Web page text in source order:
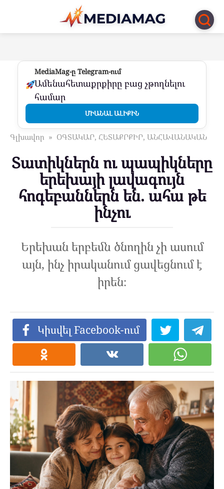
Перейти
контенту
MediaMag-ը Telegram-ում
Ամենահետաքրքիրը բաց չթողնելու
համար
ՄԻԱՆԱԼ ԱԼԻՔԻՆ
Գլխավոր » ՕԳՏԱԿԱՐ, ՀԵՏԱՔՐՔԻՐ, ԱՆՀԱՎԱՆԱԿԱՆ
Տատիկներն ու պապիկները
երեխայի լավագույն
հոգեբաններն են. ահա թե
ինչու
Երեխան երբեմն ծնողին չի ասում
այն, ինչ իրականում ցավեցնում է
իրեն։
Կիսվել Facebook-ում